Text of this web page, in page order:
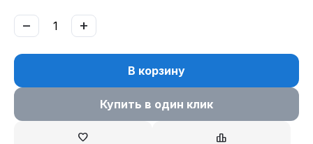
+
−
В корзину
Купить в один клик